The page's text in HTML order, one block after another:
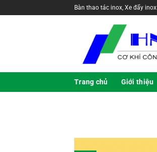
Bàn thao tác inox, Xe đẩy inox
Trang chủ Giới thiệu